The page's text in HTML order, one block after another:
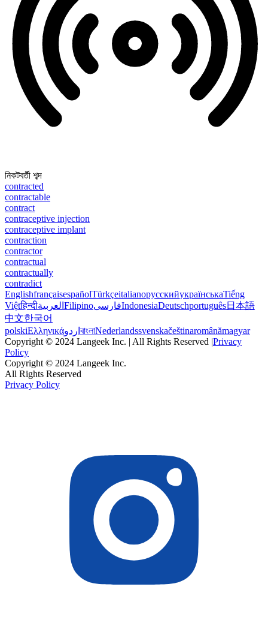
নিকটবর্তী শব্দ
contracted
contractable
contract
contraceptive injection
contraceptive implant
contraction
contractor
contractual
contractually
contradict
EnglishfrançaisespañolTürkçeitalianoрусскийукраїнськаTiếng
Việtहिन्दीالعربية FilipinoفارسیIndonesiaDeutschportuguês日本語
中文한국어
polskiΕλληνικάاردو বাংলাNederlandssvenskačeštinaromânămagyar
Copyright © 2024 Langeek Inc. | All Rights Reserved |Privacy
Policy
Copyright © 2024 Langeek Inc.
All Rights Reserved
Privacy Policy